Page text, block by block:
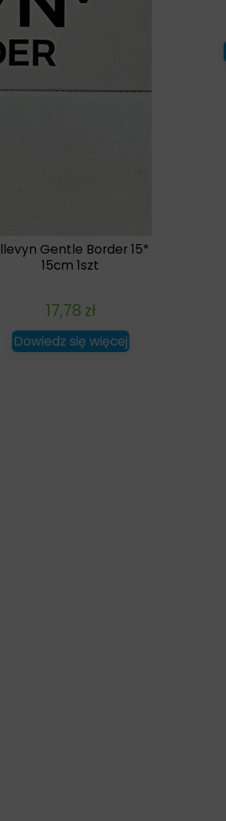
Gentle Border 15*
15cm 1szt
17,78 zł
Dowiedz się więcej